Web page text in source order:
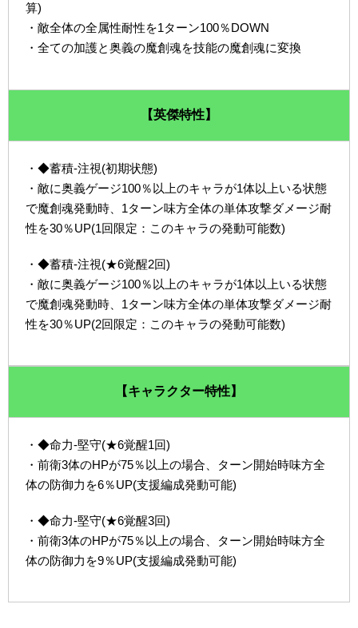
算)
・敵全体の全属性耐性を1ターン100％DOWN
・全ての加護と奥義の魔創魂を技能の魔創魂に変換
【英傑特性】
・◆蓄積-注視(初期状態)
・敵に奥義ゲージ100％以上のキャラが1体以上いる状態
で魔創魂発動時、1ターン味方全体の単体攻撃ダメージ耐
性を30％UP(1回限定：このキャラの発動可能数)
・◆蓄積-注視(★6覚醒2回)
・敵に奥義ゲージ100％以上のキャラが1体以上いる状態
で魔創魂発動時、1ターン味方全体の単体攻撃ダメージ耐
性を30％UP(2回限定：このキャラの発動可能数)
【キャラクター特性】
・◆命力-堅守(★6覚醒1回)
・前衛3体のHPが75％以上の場合、ターン開始時味方全
体の防御力を6％UP(支援編成発動可能)
・◆命力-堅守(★6覚醒3回)
・前衛3体のHPが75％以上の場合、ターン開始時味方全
体の防御力を9％UP(支援編成発動可能)